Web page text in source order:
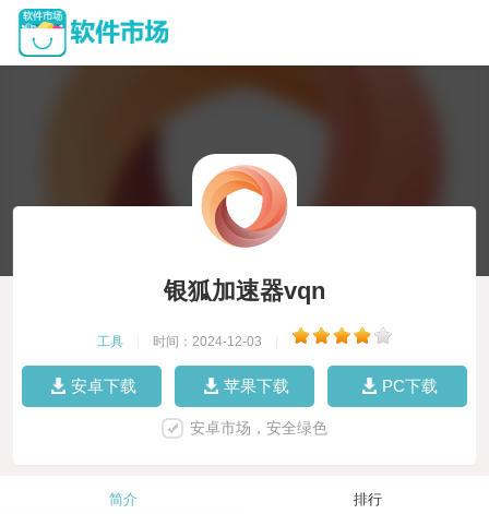
银狐加速器vqn
工具 时间：2024-12-03
安卓下载 苹果下载 PC下载
安卓市场，安全绿色
简介 排行